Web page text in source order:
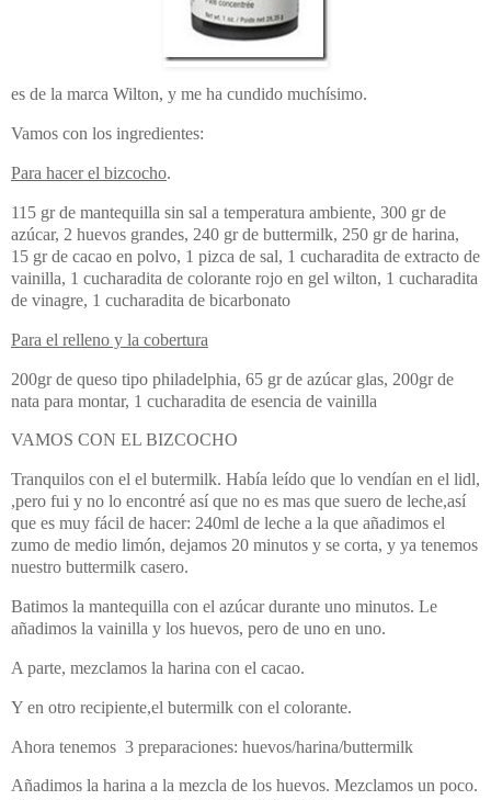
es de la marca Wilton, y me ha cundido muchísimo.
Vamos con los ingredientes:
Para hacer el bizcocho.
115 gr de mantequilla sin sal a temperatura ambiente, 300 gr de
azúcar, 2 huevos grandes, 240 gr de buttermilk, 250 gr de harina,
15 gr de cacao en polvo, 1 pizca de sal, 1 cucharadita de extracto de
vainilla, 1 cucharadita de colorante rojo en gel wilton, 1 cucharadita
de vinagre, 1 cucharadita de bicarbonato
Para el relleno y la cobertura
200gr de queso tipo philadelphia, 65 gr de azúcar glas, 200gr de
nata para montar, 1 cucharadita de esencia de vainilla
VAMOS CON EL BIZCOCHO
Tranquilos con el el butermilk. Había leído que lo vendían en el lidl,
,pero fui y no lo encontré así que no es mas que suero de leche,así
que es muy fácil de hacer: 240ml de leche a la que añadimos el
zumo de medio limón, dejamos 20 minutos y se corta, y ya tenemos
nuestro buttermilk casero.
Batimos la mantequilla con el azúcar durante uno minutos. Le
añadimos la vainilla y los huevos, pero de uno en uno.
A parte, mezclamos la harina con el cacao.
Y en otro recipiente,el butermilk con el colorante.
Ahora tenemos 3 preparaciones: huevos/harina/buttermilk
Añadimos la harina a la mezcla de los huevos. Mezclamos un poco.